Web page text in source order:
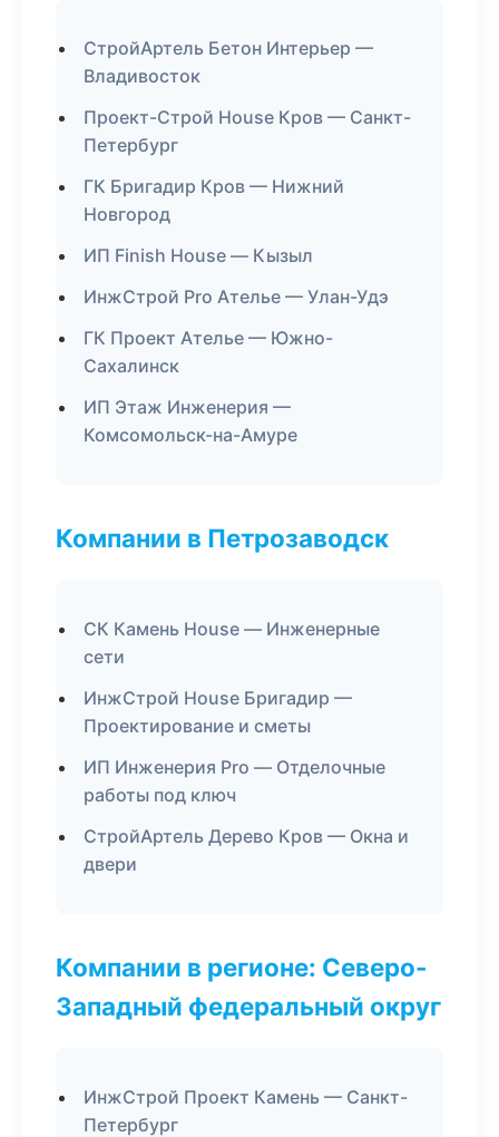
СтройАртель Бетон Интерьер —
Владивосток
Проект-Строй House Кров — Санкт-
Петербург
ГК Бригадир Кров — Нижний
Новгород
ИП Finish House — Кызыл
ИнжСтрой Pro Ателье — Улан-Удэ
ГК Проект Ателье — Южно-
Сахалинск
ИП Этаж Инженерия —
Комсомольск-на-Амуре
Компании в Петрозаводск
СК Камень House — Инженерные
сети
ИнжСтрой House Бригадир —
Проектирование и сметы
ИП Инженерия Pro — Отделочные
работы под ключ
СтройАртель Дерево Кров — Окна и
двери
Компании в регионе: Северо-
Западный федеральный округ
ИнжСтрой Проект Камень — Санкт-
Петербург